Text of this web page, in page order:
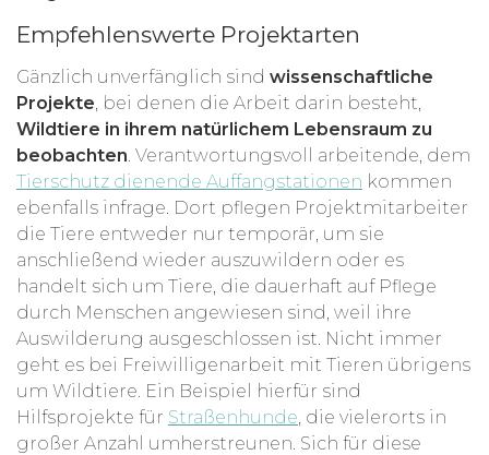
Empfehlenswerte Projektarten
Gänzlich unverfänglich sind wissenschaftliche
Projekte, bei denen die Arbeit darin besteht,
Wildtiere in ihrem natürlichem Lebensraum zu
beobachten. Verantwortungsvoll arbeitende, dem
Tierschutz dienende Auffangstationen kommen
ebenfalls infrage. Dort pflegen Projektmitarbeiter
die Tiere entweder nur temporär, um sie
anschließend wieder auszuwildern oder es
handelt sich um Tiere, die dauerhaft auf Pflege
durch Menschen angewiesen sind, weil ihre
Auswilderung ausgeschlossen ist. Nicht immer
geht es bei Freiwilligenarbeit mit Tieren übrigens
um Wildtiere. Ein Beispiel hierfür sind
Hilfsprojekte für Straßenhunde, die vielerorts in
großer Anzahl umherstreunen. Sich für diese